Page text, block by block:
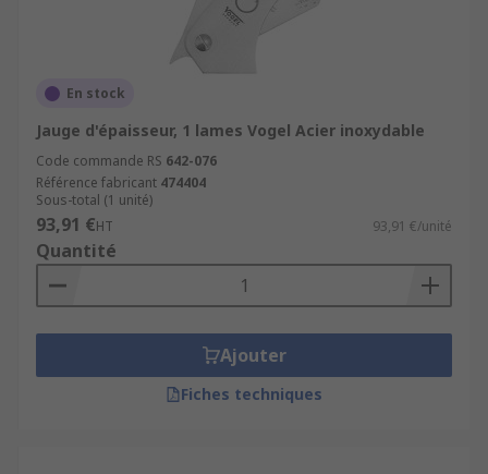
En stock
Jauge d'épaisseur, 1 lames Vogel Acier inoxydable
Code commande RS 642-076
Référence fabricant 474404
Sous-total (1 unité)
93,91 €HT 93,91 €/unité
Quantité
Ajouter
Fiches techniques